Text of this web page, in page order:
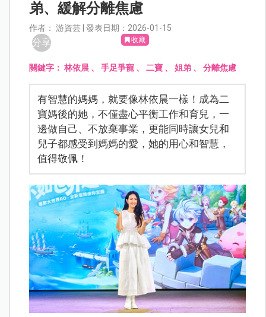
弟、緩解分離焦慮
作者： 游資芸 | 發表日期：2026-01-15
分享 收藏
關鍵字：林依晨 、手足爭寵 、二寶 、姐弟 、分離焦慮
有智慧的媽媽，就要像林依晨一樣！成為二
寶媽後的她，不僅盡心平衡工作和育兒，一
邊做自己、不放棄事業，更能同時讓女兒和
兒子都感受到媽媽的愛，她的用心和智慧，
值得敬佩！